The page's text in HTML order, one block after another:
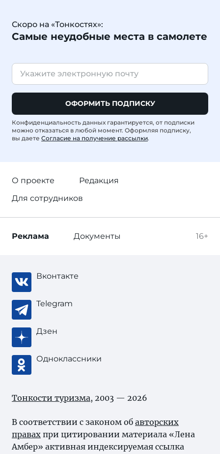
Скоро на «Тонкостях»:
Самые неудобные места в самолете
ОФОРМИТЬ ПОДПИСКУ
Конфиденциальность данных гарантируется, от подписки
можно отказаться в любой момент. Оформляя подписку,
вы даете Согласие на получение рассылки.
О проекте
Редакция
Для сотрудников
16+
Реклама Документы
Вконтакте
Telegram
Дзен
Одноклассники
Тонкости туризма, 2003 — 2026
В соответствии с законом об авторских
правах при цитировании материала «Лена
Амбер» активная индексируемая ссылка